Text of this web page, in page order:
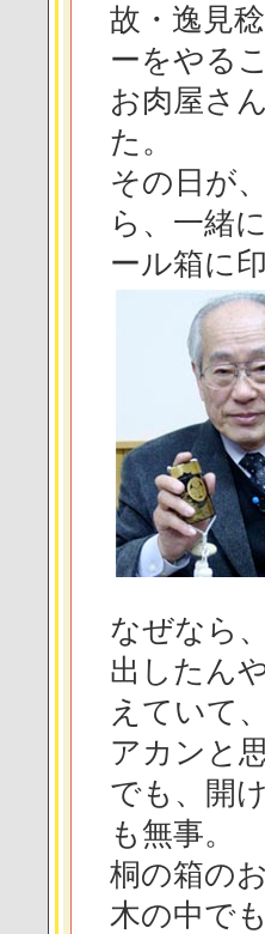
故・逸見
ーをやる
お肉屋さ
た。
その日が
ら、一緒
ール箱に
なぜなら
出したん
えていて
アカンと
でも、開
も無事。
桐の箱の
木の中で